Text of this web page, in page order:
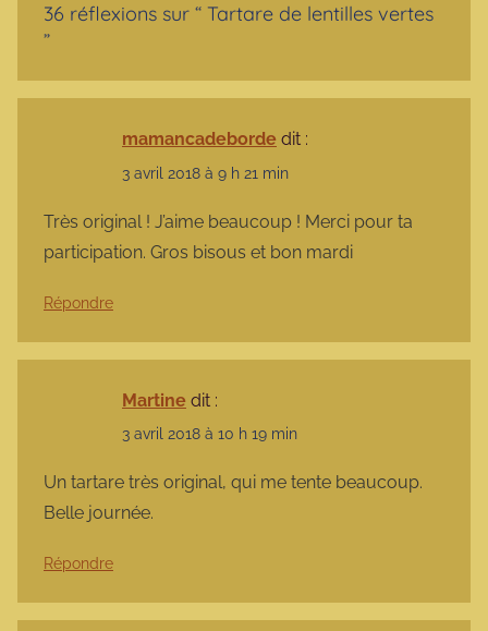
36 réflexions sur “ Tartare de lentilles vertes
”
mamancadeborde dit :
3 avril 2018 à 9 h 21 min
Très original ! J’aime beaucoup ! Merci pour ta
participation. Gros bisous et bon mardi
Répondre
Martine dit :
3 avril 2018 à 10 h 19 min
Un tartare très original, qui me tente beaucoup.
Belle journée.
Répondre